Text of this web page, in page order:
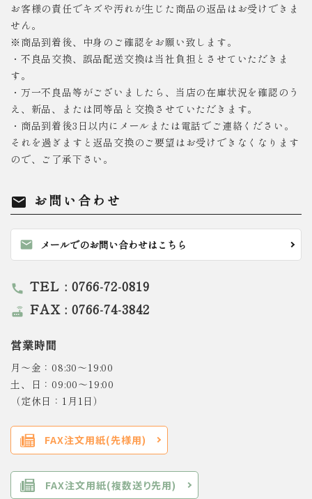
お客様の責任でキズや汚れが生じた商品の返品はお受けできま
せん。
※商品到着後、中身のご確認をお願い致します。
・不良品交換、誤品配送交換は当社負担とさせていただきま
す。
・万一不良品等がございましたら、当店の在庫状況を確認のう
え、新品、または同等品と交換させていただきます。
・商品到着後3日以内にメールまたは電話でご連絡ください。
それを過ぎますと返品交換のご要望はお受けできなくなります
ので、ご了承下さい。
mail お問い合わせ
mail メールでのお問い合わせはこちら
call TEL : 0766-72-0819
router FAX : 0766-74-3842
営業時間
月～金：08:30～19:00
土、日：09:00～19:00
（定休日：1月1日）
FAX注文用紙(先様用)
FAX注文用紙(複数送り先用)